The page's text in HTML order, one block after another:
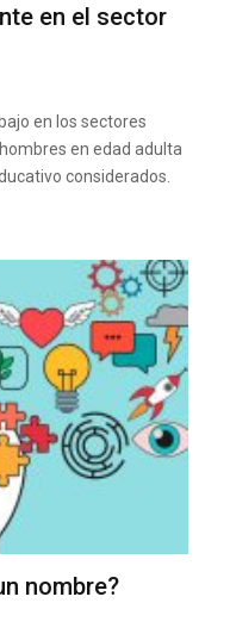
en el sector
en los sectores
en edad adulta
considerados.
nombre?